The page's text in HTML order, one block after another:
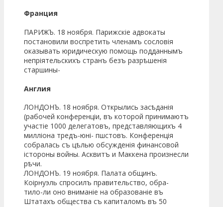
Франция
ПАРИЖЪ. 18 ноября. Парижскіе адвокаты
постановили воспретить членамъ сословія
оказывать юридическую помощь подданнымъ
непріятельскихъ странъ безъ разрѣшенія
старшины-
Англия
ЛОНДОНЪ. 18 ноября. Открылись засѣданія
(рабочей конференціи, въ которой принимаютъ
участіе 1000 делегатовъ, представляющихъ 4
милліона тредъ-юні- пшстовъ. Конференція
собралась съ цѣлью обсужденія финансовой
істороны войны. Асквитъ и Маккена произнесли
рѣчи.
ЛОНДОНЪ. 19 ноября. Палата общинъ.
Коірнуэль спросилъ правительство, обра-
тило-ли оно вниманіе на образованіе въ
Штатахъ общества съ капиталомъ въ 50